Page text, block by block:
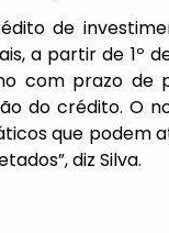
de
a partir de 1º
com prazo de
do crédito. O
que podem
diz Silva.